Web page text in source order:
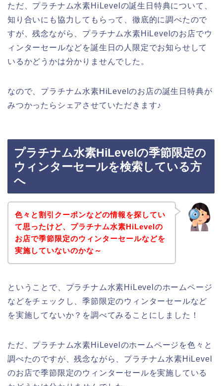
ただ、プラチナム水素HiLevelの誕生日特典について、
知り合いにも協力してもらって、徹底的に調べたので
すが、残念ながら、プラチナム水素HiLevelのお店でウ
ィンターセールなどを誕生日の人限定でお知らせして
いるかどうかは分かりませんでした。
なので、プラチナム水素HiLevelのお店の誕生日特典が
みつかったらシェアさせていただきます♪
プラチナム水素HiLevelの季節限定の
ウィンターセールを検索している方
へ
色々と割引クーポンなどの情報を探してい
て思ったけど、プラチナム水素HiLevelの
お店で季節限定のウィンターセールなどを
実施していないのかな～
ということで、プラチナム水素HiLevelのホームページ
などをチェックし、季節限定のウィンターセールなど
を実施してないか？を調べてみることにしました！
ただ、プラチナム水素HiLevelのホームページを色々と
調べたのですが、残念ながら、プラチナム水素HiLevel
のお店で季節限定のウィンターセールを実施している